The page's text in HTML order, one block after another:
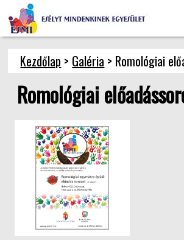
Kezdőlap > Galéria > Romológiai
Romológiai